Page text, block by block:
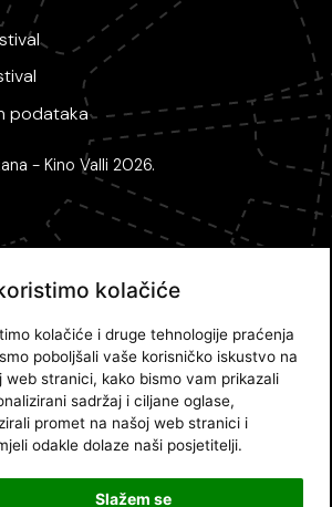
kolačiće
kolačiće i druge tehnologije praćenja
poboljšali vaše korisničko iskustvo na
web stranici, kako bismo vam prikazali
sadržaj i ciljane oglase,
promet na našoj web stranici i
odakle dolaze naši posjetitelji.
Slažem se
podataka
- Kino Valli 2026.
mail obavijesti
Pulskog filmskog festivala i primati novosti. Prijavom
JU PFF i dajem svoj pristanak na prikupljanje,
su tamo opisani. Pretplatu mozete odjaviti u bilo kojem
e-mailu.